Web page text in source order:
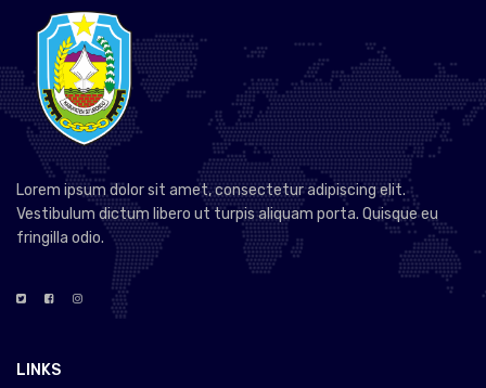
Lorem ipsum dolor sit amet, consectetur adipiscing elit.
Vestibulum dictum libero ut turpis aliquam porta. Quisque eu
fringilla odio.
LINKS